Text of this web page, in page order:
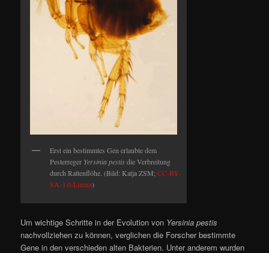
Erst ein bestimmtes Gen erlaubte dem
Pesterreger Yersinia pestisdie Verbreitung
durch Rattenflöhe. (Bild: Katja ZSM;CC-BY-
SA-3.0-Lizenz)
Um wichtige Schritte in der Evolution von Yersinia pestis
nachvollziehen zu können, verglichen die Forscher bestimmte
Gene in den verschieden alten Bakterien. Unter anderem wurden